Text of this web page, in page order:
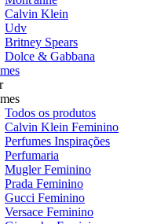
Calvin Klein
Udv
Britney Spears
Dolce & Gabbana
Todos os produtos
Calvin Klein Feminino
Perfumes Inspirações
Perfumaria
Mugler Feminino
Prada Feminino
Gucci Feminino
Versace Feminino